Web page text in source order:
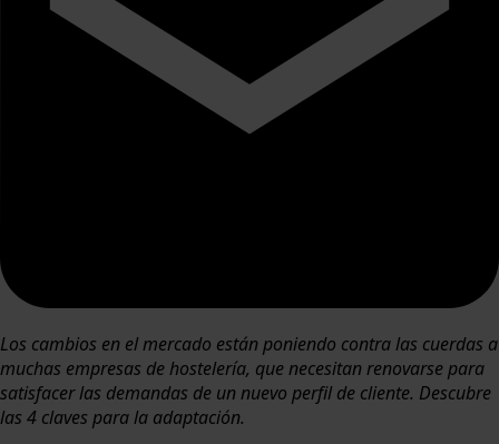
Los cambios en el mercado están poniendo contra las cuerdas a
muchas empresas de hostelería, que necesitan renovarse para
satisfacer las demandas de un nuevo perfil de cliente. Descubre
las 4 claves para la adaptación.